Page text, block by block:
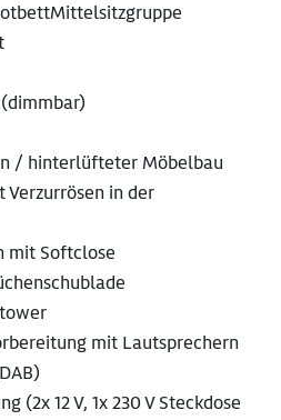
/ hinterlüfteter Möbelbau
Verzurrösen in der
mit Softclose
mit Lautsprechern
(2x 12 V, 1x 230 V Steckdose